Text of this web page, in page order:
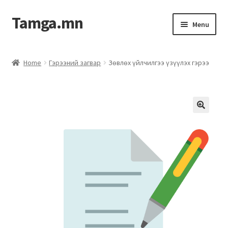
Tamga.mn Menu
Ажил гүйцэтгэх гэрээ
Компанийн удирдлагын бичиг баримт
Home Гэрээний загвар Зөвлөх үйлчилгээ үзүүлэх гэрээ